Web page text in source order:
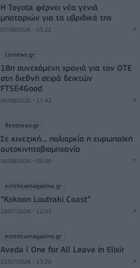
Η Toyota φέρνει νέα γενιά
μπαταριών για τα υβριδικά της
07/08/2026 - 05:22
csrnews.gr
18η συνεχόμενη χρονιά για τον ΟΤΕ
στη διεθνή σειρά δεικτών
FTSE4Good
06/08/2026 - 11:42
fleetnews.gr
Σε κινεζική… πολιορκία η ευρωπαϊκή
αυτοκινητοβιομηχανία
06/08/2026 - 05:00
esteticamagazine.gr
“Kokoon Loutraki Coast”
28/07/2026 - 12:07
esteticamagazine.gr
Aveda I One for All Leave in Elixir
22/07/2026 - 13:20